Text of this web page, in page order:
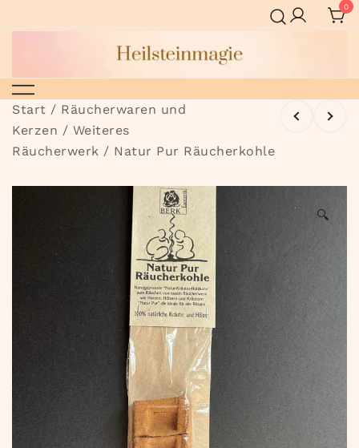
Inhalt
0
Heilsteinmagie
Start / Räucherwaren und
Kerzen / Weiteres
Räucherwerk / Natur Pur Räucherkohle
🔍